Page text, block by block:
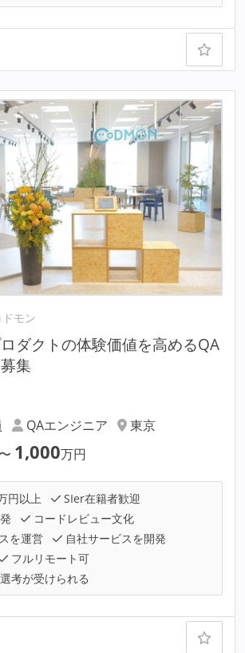
モン
ダクトの体験価値を高めるQA
集
QAエンジニア
東京
〜 1,000万円
円以上
SIer在籍者歓迎
コードレビュー文化
を運営
自社サービスを開発
フルリモート可
考が受けられる